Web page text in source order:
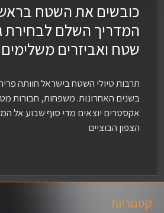
כובשים את השטח
המדריך השלם לבחירת
שטח ואביזרים משלימים
תרבות טיולי השטח בישראל חוותה
בשנים האחרונות. משפחות, חבורות
אקסטרים יוצאים מדי סוף שבוע אל
הצפון הבוציים
קטגוריות